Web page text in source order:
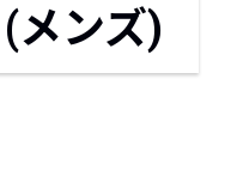
会社概要
メンズ)